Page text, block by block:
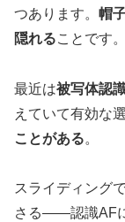
つあります。 帽
隠れることです。
最近は被写体認
えていて有効な
ことがある。
スライディング
さる——認識AF